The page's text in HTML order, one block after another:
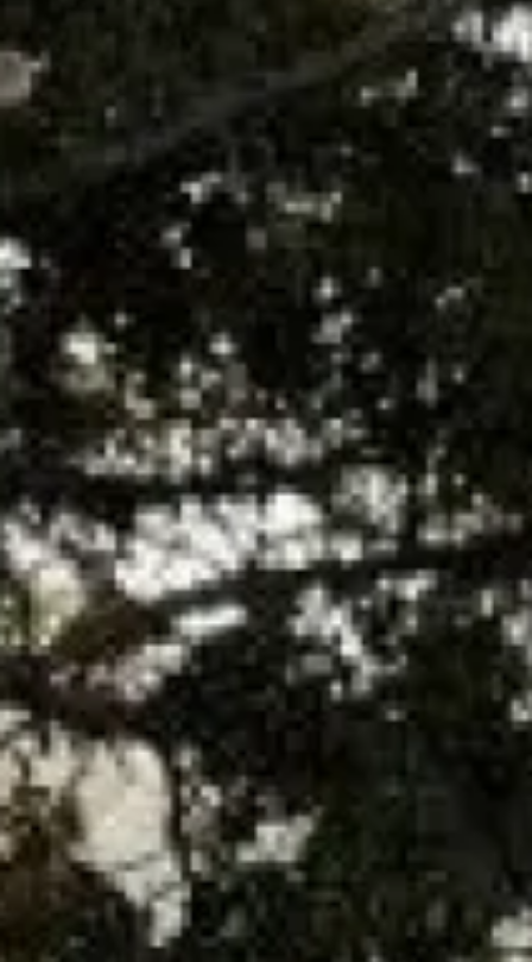
qui va avoir une durée de vie plus importante.
Vous pouvez consulter directement nos tarifs
ou bien nous
joindre pour de plus amples renseignements au 0491343634 du
lundi au vendredi ou via le formulaire decontact en ligne
Partager :
Demander un devis ou une
intervention
Les champs indiqués par un astérisque (*) sont obligatoires
Nom*
Prénom
Téléphone*
Email*
Message*
En soumettant ce formulaire, j'accepte que les informations
saisies soient traitées par
GAZ INTERVENTION
dans le cadre
de ma demande de contact et de la relation commerciale qui
peut en découler.
En savoir plus en consultant notre politique de
confidentialité.*